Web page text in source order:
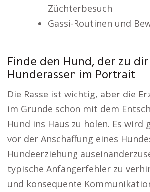
Züchterbesuch
Gassi-Routinen und
Finde den Hund, der zu
Hunderassen im Portrait
Die Rasse ist wichtig, aber die
im Grunde schon mit dem
Hund ins Haus zu holen. Es wird
vor der Anschaffung eines
Hundeerziehung
typische Anfängerfehler zu
und konsequente